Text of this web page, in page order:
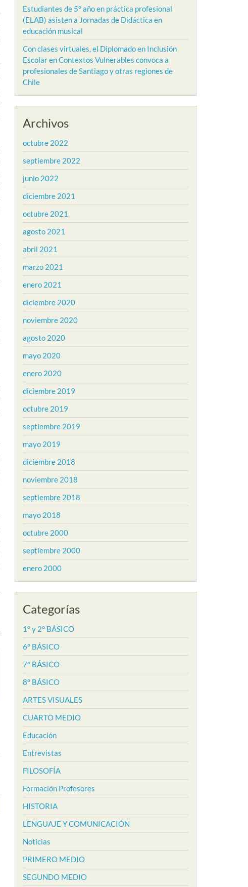
Estudiantes de 5° año en práctica profesional
(ELAB) asisten a Jornadas de Didáctica en
educación musical
Con clases virtuales, el Diplomado en Inclusión
Escolar en Contextos Vulnerables convoca a
profesionales de Santiago y otras regiones de
Chile
Archivos
octubre 2022
septiembre 2022
junio 2022
diciembre 2021
octubre 2021
agosto 2021
abril 2021
marzo 2021
enero 2021
diciembre 2020
noviembre 2020
agosto 2020
mayo 2020
enero 2020
diciembre 2019
octubre 2019
septiembre 2019
mayo 2019
diciembre 2018
noviembre 2018
septiembre 2018
mayo 2018
octubre 2000
septiembre 2000
enero 2000
Categorías
1° y 2° BÁSICO
6° BÁSICO
7° BÁSICO
8° BÁSICO
ARTES VISUALES
CUARTO MEDIO
Educación
Entrevistas
FILOSOFÍA
Formación Profesores
HISTORIA
LENGUAJE Y COMUNICACIÓN
Noticias
PRIMERO MEDIO
SEGUNDO MEDIO